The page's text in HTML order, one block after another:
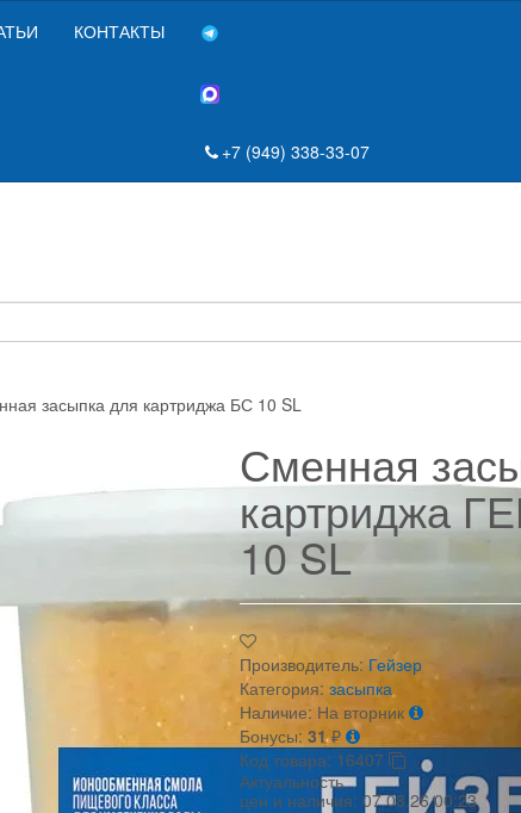
КОНТАКТЫ
+7 (949) 338-33-07
засыпка для картриджа БС 10 SL
Сменная
картриджа
10 SL
Производитель: Гейзер
Категория: засыпка
Наличие: На вторник
Бонусы: 31₽
Код товара: 16407
Актуальность
цен и наличия: 07.08.26 00:23